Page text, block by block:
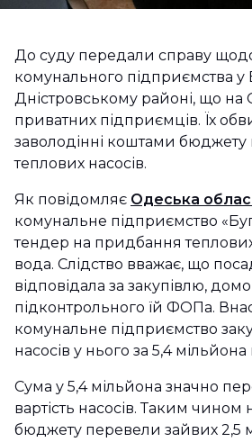
До суду передали справу
комунального підприємства у
Дністровському районі, що на
приватних підприємців. Їх
заволодінні коштами бюджету
теплових насосів.
Як повідомляє Одеська
комунальне підприємство
тендер на придбання теплових
вода. Слідство вважає, що
відповідала за закупівлю,
підконтрольного їй ФОПа.
комунальне підприємство
насосів у нього за 5,4
Сума у 5,4 мільйона значно
вартість насосів. Таким
бюджету перевели зайвих 2,5